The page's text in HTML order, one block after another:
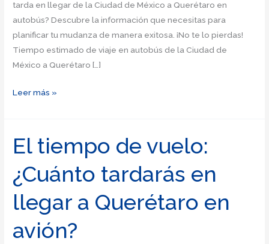
tarda en llegar de la Ciudad de México a Querétaro en
autobús? Descubre la información que necesitas para
planificar tu mudanza de manera exitosa. ¡No te lo pierdas!
Tiempo estimado de viaje en autobús de la Ciudad de
México a Querétaro […]
Tiempo
en
autobús:
Ciudad
de
México
a
Querétaro
Leer más »
El tiempo de vuelo:
¿Cuánto tardarás en
llegar a Querétaro en
avión?